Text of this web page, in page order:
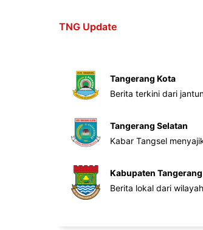
TNG Update
Tangerang Kota
Berita terkini dari
Tangerang Selatan
Kabar Tangsel
Kabupaten Tangerang
Berita lokal dari